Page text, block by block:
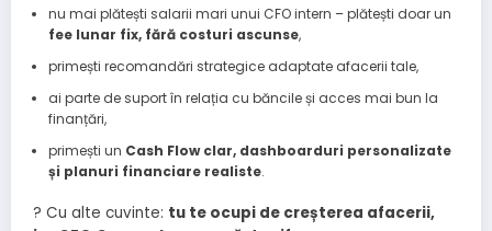
nu mai plătești salarii mari unui CFO intern – plătești doar un
fee lunar fix, fără costuri ascunse,
primești recomandări strategice adaptate afacerii tale,
ai parte de suport în relația cu băncile și acces mai bun la
finanțări,
primești un Cash Flow clar, dashboarduri personalizate
și planuri financiare realiste.
? Cu alte cuvinte: tu te ocupi de creșterea afacerii,